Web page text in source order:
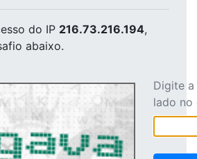
do IP 216.73.216.194,
abaixo.
Digite
lado no